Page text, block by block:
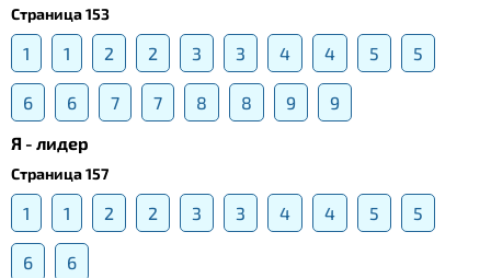
Страница 153
1 1 2 2 3 3 4 4 5 5
6 6 7 7 8 8 9
9
Я - лидер
Страница 157
1 1 2 2 3 3 4 4 5 5
6 6